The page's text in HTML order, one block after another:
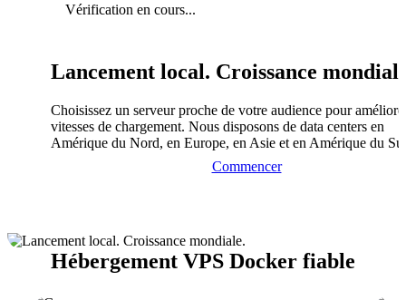
Vérification en cours...
Lancement local. Croissance
Choisissez un serveur proche de votre audience pour
vitesses de chargement. Nous disposons de data centers en
Amérique du Nord, en Europe, en Asie et en Amérique du
Commencer
Hébergement VPS Docker fiable